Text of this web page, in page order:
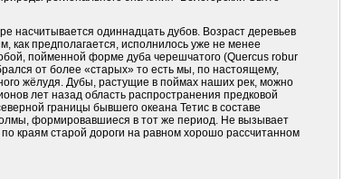
насчитывается одиннадцать дубов. Возраст деревьев
как предполагается, исполнилось уже не менее
пойменной форме дуба черешчатого (Quercus robur
от более «старых» то есть мы, по настоящему,
жёлудя. Дубы, растущие в поймах наших рек, можно
лет назад область распространения предковой
границы бывшего океана Тетис в составе
формировавшиеся в тот же период. Не вызывает
краям старой дороги на равном хорошо рассчитанном